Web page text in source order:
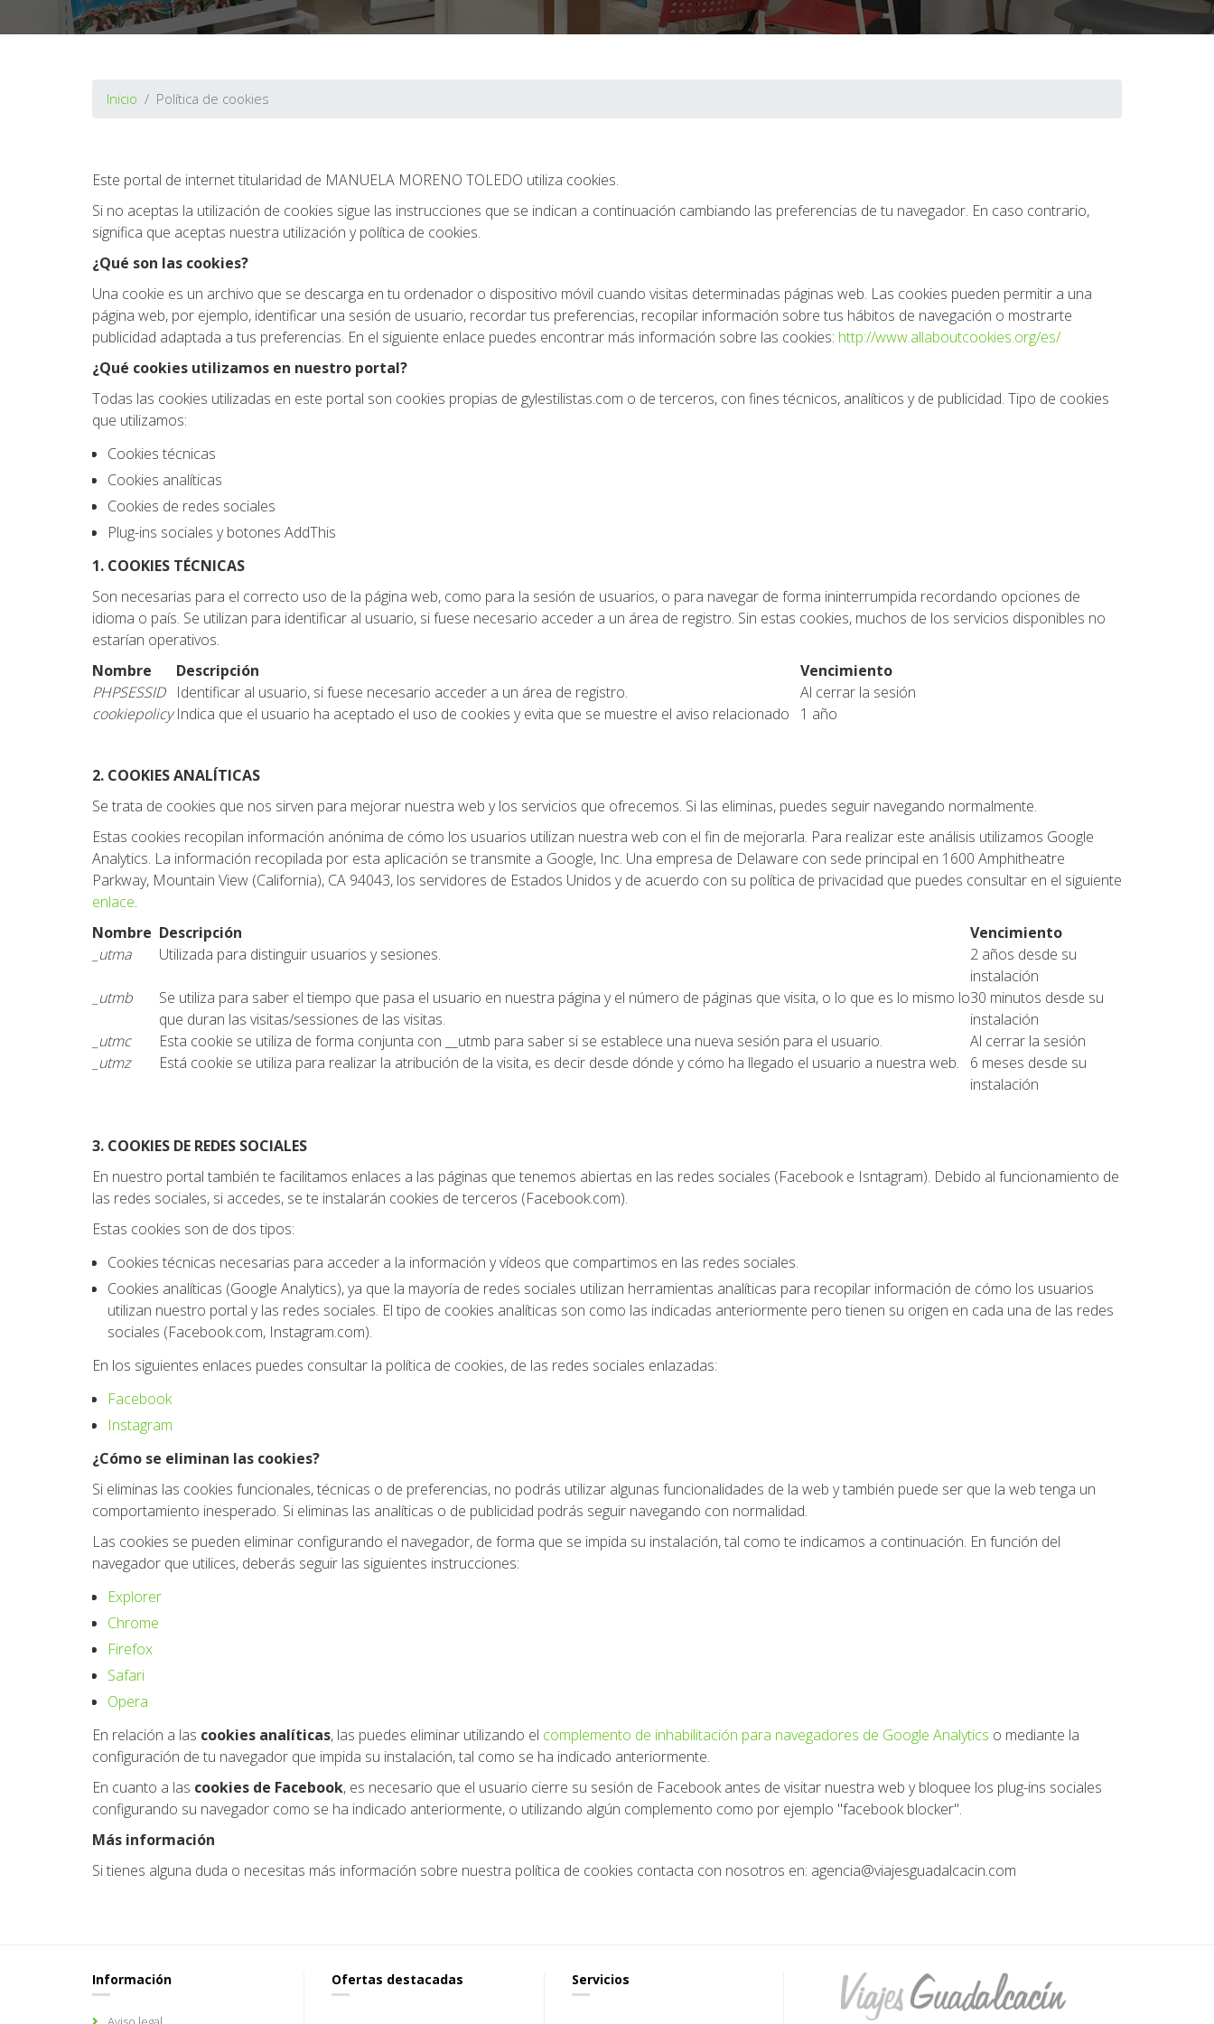
Inicio Política de cookies
Este portal de internet titularidad de MANUELA MORENO TOLEDO utiliza cookies.
Si no aceptas la utilización de cookies sigue las instrucciones que se indican a continuación cambiando las preferencias de tu navegador. En caso contrario,
significa que aceptas nuestra utilización y política de cookies.
¿Qué son las cookies?
Una cookie es un archivo que se descarga en tu ordenador o dispositivo móvil cuando visitas determinadas páginas web. Las cookies pueden permitir a una
página web, por ejemplo, identificar una sesión de usuario, recordar tus preferencias, recopilar información sobre tus hábitos de navegación o mostrarte
publicidad adaptada a tus preferencias. En el siguiente enlace puedes encontrar más información sobre las cookies: http://www.allaboutcookies.org/es/
¿Qué cookies utilizamos en nuestro portal?
Todas las cookies utilizadas en este portal son cookies propias de gylestilistas.com o de terceros, con fines técnicos, analíticos y de publicidad. Tipo de cookies
que utilizamos:
Cookies técnicas
Cookies analíticas
Cookies de redes sociales
Plug-ins sociales y botones AddThis
1. COOKIES TÉCNICAS
Son necesarias para el correcto uso de la página web, como para la sesión de usuarios, o para navegar de forma ininterrumpida recordando opciones de
idioma o país. Se utilizan para identificar al usuario, si fuese necesario acceder a un área de registro. Sin estas cookies, muchos de los servicios disponibles no
estarían operativos.
Nombre
Descripción
Vencimiento
PHPSESSID Identificar al usuario, si fuese necesario acceder a un área de registro.
Al cerrar la sesión
cookiepolicy Indica que el usuario ha aceptado el uso de cookies y evita que se muestre el aviso relacionado 1 año
2. COOKIES ANALÍTICAS
Se trata de cookies que nos sirven para mejorar nuestra web y los servicios que ofrecemos. Si las eliminas, puedes seguir navegando normalmente.
Estas cookies recopilan información anónima de cómo los usuarios utilizan nuestra web con el fin de mejorarla. Para realizar este análisis utilizamos Google
Analytics. La información recopilada por esta aplicación se transmite a Google, Inc. Una empresa de Delaware con sede principal en 1600 Amphitheatre
Parkway, Mountain View (California), CA 94043, los servidores de Estados Unidos y de acuerdo con su política de privacidad que puedes consultar en el siguiente
enlace.
Nombre Descripción
Vencimiento
_utma
Utilizada para distinguir usuarios y sesiones.
2 años desde su
instalación
_utmb
Se utiliza para saber el tiempo que pasa el usuario en nuestra página y el número de páginas que visita, o lo que es lo mismo lo
que duran las visitas/sessiones de las visitas.
30 minutos desde su
instalación
_utmc
Esta cookie se utiliza de forma conjunta con __utmb para saber si se establece una nueva sesión para el usuario.
Al cerrar la sesión
_utmz
Está cookie se utiliza para realizar la atribución de la visita, es decir desde dónde y cómo ha llegado el usuario a nuestra web.
6 meses desde su
instalación
3. COOKIES DE REDES SOCIALES
En nuestro portal también te facilitamos enlaces a las páginas que tenemos abiertas en las redes sociales (Facebook e Isntagram). Debido al funcionamiento de
las redes sociales, si accedes, se te instalarán cookies de terceros (Facebook.com).
Estas cookies son de dos tipos:
Cookies técnicas necesarias para acceder a la información y vídeos que compartimos en las redes sociales.
Cookies analíticas (Google Analytics), ya que la mayoría de redes sociales utilizan herramientas analíticas para recopilar información de cómo los usuarios
utilizan nuestro portal y las redes sociales. El tipo de cookies analíticas son como las indicadas anteriormente pero tienen su origen en cada una de las redes
sociales (Facebook.com, Instagram.com).
En los siguientes enlaces puedes consultar la política de cookies, de las redes sociales enlazadas:
Facebook
Instagram
¿Cómo se eliminan las cookies?
Si eliminas las cookies funcionales, técnicas o de preferencias, no podrás utilizar algunas funcionalidades de la web y también puede ser que la web tenga un
comportamiento inesperado. Si eliminas las analíticas o de publicidad podrás seguir navegando con normalidad.
Las cookies se pueden eliminar configurando el navegador, de forma que se impida su instalación, tal como te indicamos a continuación. En función del
navegador que utilices, deberás seguir las siguientes instrucciones:
Explorer
Chrome
Firefox
Safari
Opera
En relación a las cookies analíticas, las puedes eliminar utilizando el complemento de inhabilitación para navegadores de Google Analytics o mediante la
configuración de tu navegador que impida su instalación, tal como se ha indicado anteriormente.
En cuanto a las cookies de Facebook, es necesario que el usuario cierre su sesión de Facebook antes de visitar nuestra web y bloquee los plug-ins sociales
configurando su navegador como se ha indicado anteriormente, o utilizando algún complemento como por ejemplo "facebook blocker".
Más información
Si tienes alguna duda o necesitas más información sobre nuestra política de cookies contacta con nosotros en: agencia@viajesguadalcacin.com
Información Ofertas destacadas Servicios